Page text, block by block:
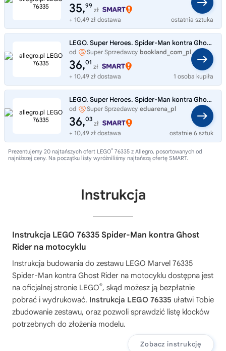
35,99
zł
+ 10,49 zł dostawa
ostatnia sztuka
LEGO. Super Heroes. Spider-Man kontra Ghost 76335
od Super Sprzedawcy bookland_com_pl
36,01
zł
+ 10,49 zł dostawa
1 osoba kupiła
LEGO. Super Heroes. Spider-Man kontra Ghost 76335
od Super Sprzedawcy eduarena_pl
36,03
zł
+ 10,49 zł dostawa
ostatnie 6 sztuk
Prezentujemy 20 najtańszych ofert LEGO® 76335 z Allegro, posortowanych od
najniższej ceny. Na początku listy wyróżniliśmy najtańszą ofertę SMART.
Instrukcja
Instrukcja LEGO 76335 Spider-Man kontra Ghost
Rider na motocyklu
Instrukcja budowania do zestawu LEGO Marvel 76335
Spider-Man kontra Ghost Rider na motocyklu dostępna jest
na oficjalnej stronie LEGO®, skąd możesz ją bezpłatnie
pobrać i wydrukować. Instrukcja LEGO 76335 ułatwi Tobie
zbudowanie zestawu, oraz pozwoli sprawdzić listę klocków
potrzebnych do złożenia modelu.
Zobacz instrukcję